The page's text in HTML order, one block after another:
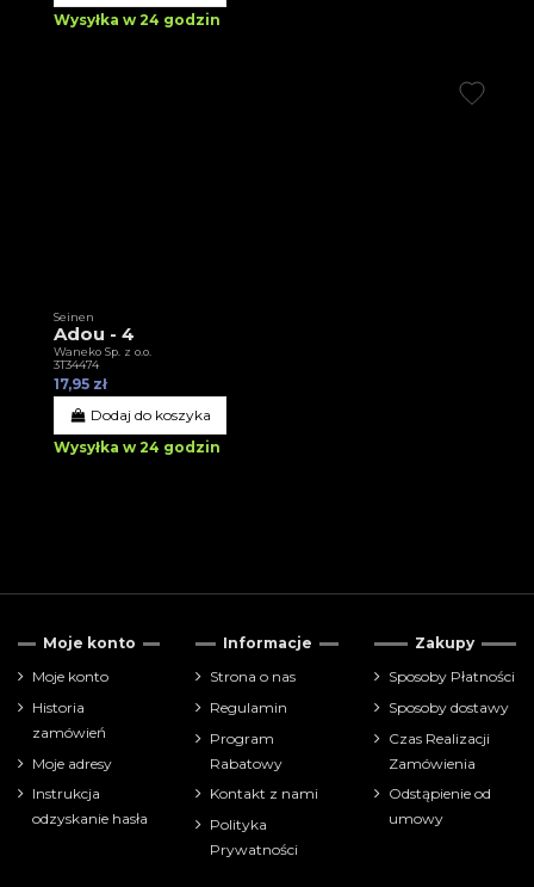
Wysyłka w 24 godzin
Seinen
Adou - 4
Waneko Sp. z o.o.
3T34474
17,95 zł
Dodaj do koszyka
Wysyłka w 24 godzin
Moje konto
Moje konto
Historia
zamówień
Moje adresy
Instrukcja
odzyskanie hasła
Informacje
Strona o nas
Regulamin
Program
Rabatowy
Kontakt z nami
Polityka
Prywatności
Zakupy
Sposoby Płatności
Sposoby dostawy
Czas Realizacji
Zamówienia
Odstąpienie od
umowy